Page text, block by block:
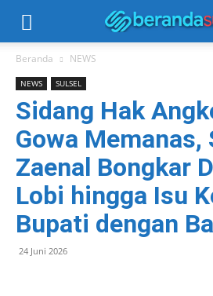
Beranda NEWS
NEWS SULSEL
Sidang Hak
Gowa Memanas,
Zaenal Bongkar
Lobi hingga Isu
Bupati dengan
24 Juni 2026